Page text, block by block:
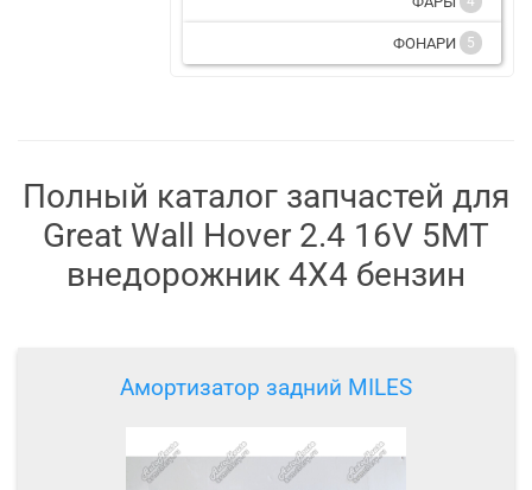
ФОНАРИ 5
Полный каталог запчастей для
Great Wall Hover 2.4 16V 5MT
внедорожник 4X4 бензин
Амортизатор задний MILES